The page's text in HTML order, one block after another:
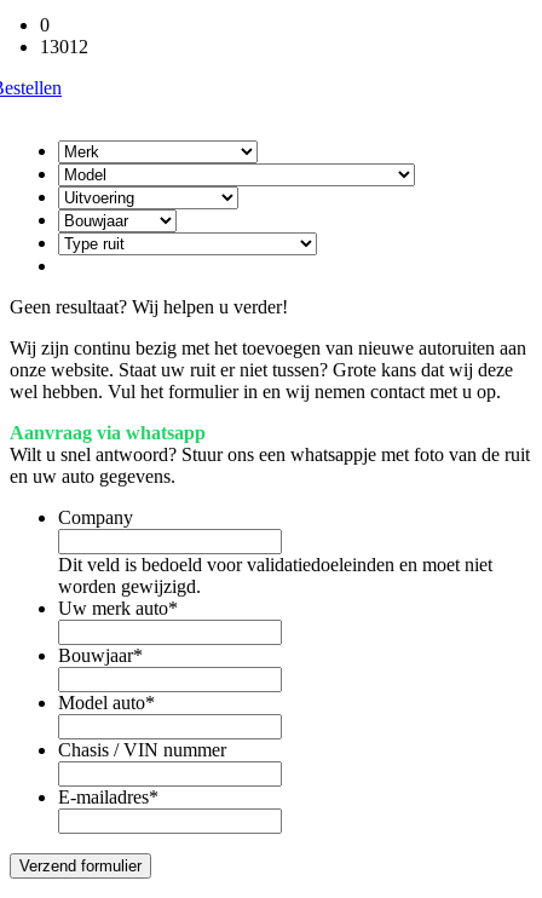
0
13012
Geen resultaat? Wij helpen u verder!
Wij zijn continu bezig met het toevoegen van nieuwe autoruiten aan
onze website. Staat uw ruit er niet tussen? Grote kans dat wij deze
wel hebben. Vul het formulier in en wij nemen contact met u op.
Aanvraag via whatsapp
Wilt u snel antwoord? Stuur ons een whatsappje met foto van de ruit
en uw auto gegevens.
Company
Dit veld is bedoeld voor validatiedoeleinden en moet niet
worden gewijzigd.
Uw merk auto*
Bouwjaar*
Model auto*
Chasis / VIN nummer
E-mailadres*